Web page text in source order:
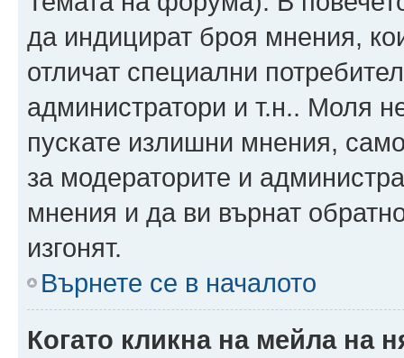
да индицират броя мнения,
отличат специални
администратори и т.н.. Моля
пускате излишни мнения,
за модераторите и
мнения и да ви върнат
изгонят.
Върнете се в началото
Когато кликна на мейла на